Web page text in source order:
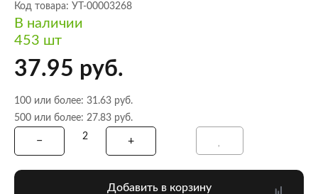
Код товара: УТ-00003268
В наличии
453 шт
37.95 руб.
100 или более: 31.63 руб.
500 или более: 27.83 руб.
Добавить в корзину